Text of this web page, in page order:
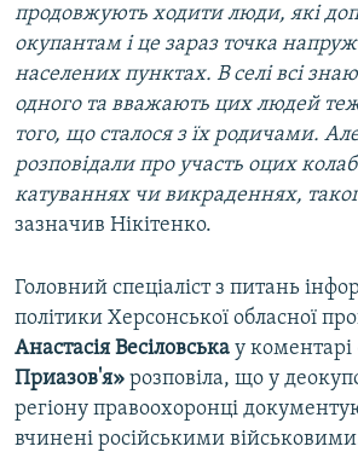
продовжують ходити люди, які
окупантам і це зараз точка
населених пунктах. В селі всі
одного та вважають цих людей
того, що сталося з їх родичами.
розповідали про участь оцих
катуваннях чи викраденнях,
зазначив Нікітенко.
Головний спеціаліст з питань
політики Херсонської обласної
Анастасія Весіловська у коментарі
Приазов'я» розповіла, що у
регіону правоохоронці
вчинені російськими